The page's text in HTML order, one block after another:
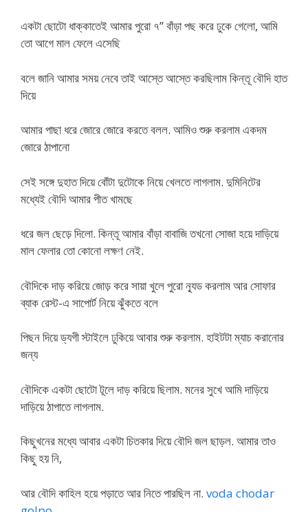
একটা ছোটো ধাক্কাতেই আমার পুরো ৭” বাঁড়া পছ করে ঢুকে গেলো, আমি
তো আগে মাল ফেলে এসেছি
বলে জানি আমার সময় নেবে তাই আস্তে আস্তে করছিলাম কিন্তূ বৌদি হাত
দিয়ে
আমার পাছা ধরে জোরে জোরে করতে বলল. আমিও শুরু করলাম একদম
জোরে ঠাপানো
সেই সঙ্গে দুহাত দিয়ে বোঁটা দুটোকে নিয়ে খেলতে লাগলাম. দুমিনিটের
মধ্যেই বৌদি আমার পীত খামছে
ধরে জল ছেড়ে দিলো. কিন্তূ আমার বাঁড়া বাবাজি তখনো সোজা হয়ে দাড়িয়ে
মাল ফেলার তো কোনো লক্ষণ নেই.
বৌদিকে দাড় করিয়ে জোড় করে সায়া খুলে পুরো ন্যূড করলাম আর সোফার
ব্যাক রেস্ট-এ সাপোর্ট নিয়ে ঝুঁকতে বলে
পিছন দিয়ে ড্যগী স্টাইলে ঢুকিয়ে আবার শুরু করলাম. হাইটটা ম্যাচ করানোর
জন্য
বৌদিকে একটা ছোটো টূলে দাড় করিয়ে ছিলাম. মনের সুখে আমি দাড়িয়ে
দাড়িয়ে ঠাপাতে লাগলাম.
কিছুখনের মধ্যে আবার একটা চিতকার দিয়ে বৌদি জল ছাড়ল. আমার তাও
কিছু হয় নি,
আর বৌদি কাহিল হয়ে পড়াতে আর নিতে পারছিল না. voda chodar